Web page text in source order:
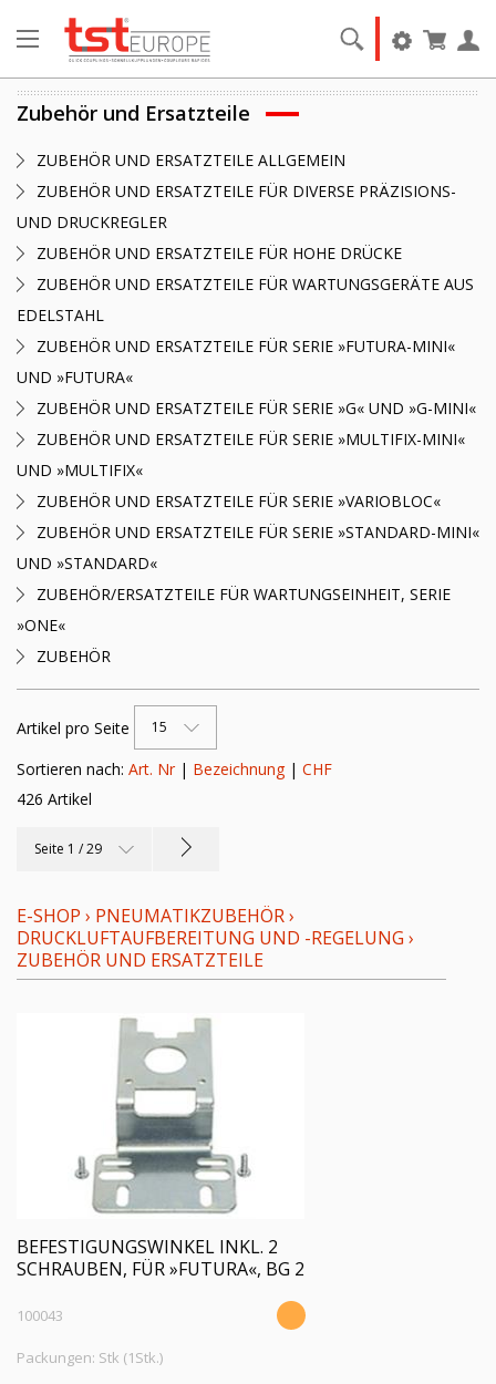
Zubehör und Ersatzteile
ZUBEHÖR UND ERSATZTEILE ALLGEMEIN
ZUBEHÖR UND ERSATZTEILE FÜR DIVERSE PRÄZISIONS-
UND DRUCKREGLER
ZUBEHÖR UND ERSATZTEILE FÜR HOHE DRÜCKE
ZUBEHÖR UND ERSATZTEILE FÜR WARTUNGSGERÄTE AUS
EDELSTAHL
ZUBEHÖR UND ERSATZTEILE FÜR SERIE »FUTURA-MINI«
UND »FUTURA«
ZUBEHÖR UND ERSATZTEILE FÜR SERIE »G« UND »G-MINI«
ZUBEHÖR UND ERSATZTEILE FÜR SERIE »MULTIFIX-MINI«
UND »MULTIFIX«
ZUBEHÖR UND ERSATZTEILE FÜR SERIE »VARIOBLOC«
ZUBEHÖR UND ERSATZTEILE FÜR SERIE »STANDARD-MINI«
UND »STANDARD«
ZUBEHÖR/ERSATZTEILE FÜR WARTUNGSEINHEIT, SERIE
»ONE«
ZUBEHÖR
Artikel pro Seite 15
Sortieren nach: Art. Nr| Bezeichnung| CHF
426 Artikel
Seite 1 / 29
E-SHOP › PNEUMATIKZUBEHÖR›
DRUCKLUFTAUFBEREITUNG UND -REGELUNG ›
ZUBEHÖR UND ERSATZTEILE
BEFESTIGUNGSWINKEL INKL. 2
SCHRAUBEN, FÜR »FUTURA«, BG 2
100043
Packungen: Stk (1Stk.)